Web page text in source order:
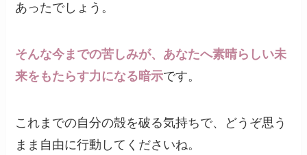
あったでしょう。
そんな今までの苦しみが、あなたへ素晴らしい未
来をもたらす力になる暗示です。
これまでの自分の殻を破る気持ちで、どうぞ思う
まま自由に行動してくださいね。